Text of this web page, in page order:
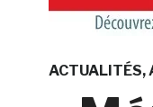
ACTUALITÉS